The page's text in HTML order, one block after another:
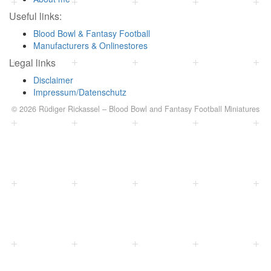
Useful links:
Blood Bowl & Fantasy Football
Manufacturers & Onlinestores
Legal links
Disclaimer
Impressum/Datenschutz
© 2026 Rüdiger Rickassel – Blood Bowl and Fantasy Football Miniatures